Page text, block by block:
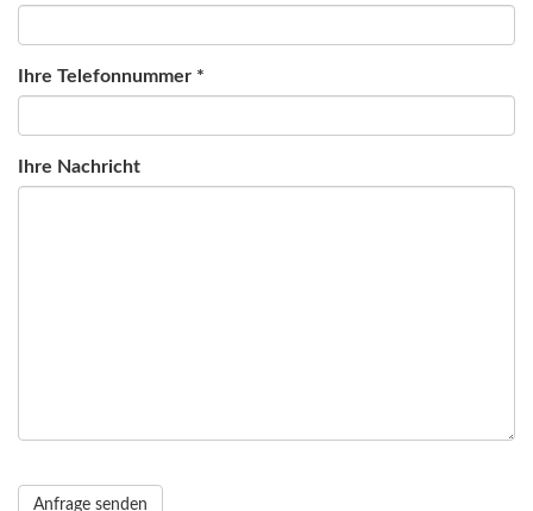
Ihre Telefonnummer *
Ihre Nachricht
Anfrage senden